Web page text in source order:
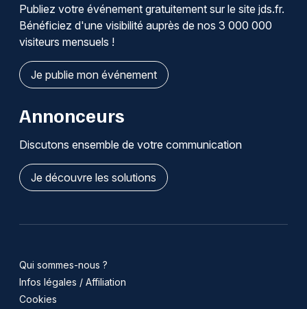
Publiez votre événement gratuitement sur le site jds.fr.
Bénéficiez d'une visibilité auprès de nos 3 000 000
visiteurs mensuels !
Je publie mon événement
Annonceurs
Discutons ensemble de votre communication
Je découvre les solutions
Qui sommes-nous ?
Infos légales / Affiliation
Cookies